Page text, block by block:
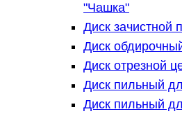
"Чашка"
Диск зачистной
Диск
Диск отрезной
Диск пильный
Диск пильный